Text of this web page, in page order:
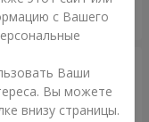
Заказатьс Вашего
Ваши
Вы можете
внизу страницы.